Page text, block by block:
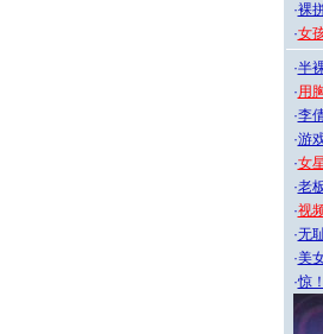
·裸
·女
·半
·用
·李
·游
·女
·老
·视
·无
·美
·惊